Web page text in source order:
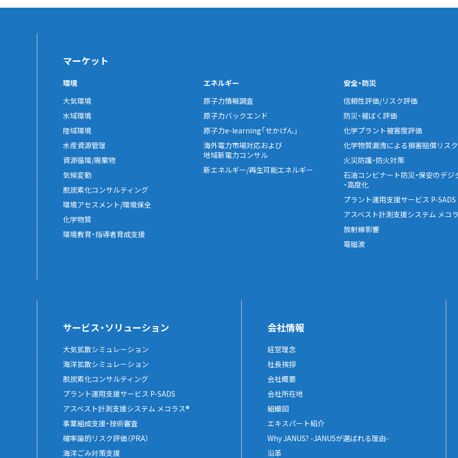
マーケット
環境
大気環境
水域環境
陸域環境
水産資源管理
資源循環/廃棄物
気候変動
脱炭素化コンサルティング
環境アセスメント/環境保全
化学物質
環境教育・指導者育成支援
エネルギー
原子力情報調査
原子力バックエンド
原子力e-learning「せかげん」
海外電力市場対応および
地域新電力コンサル
新エネルギー/再生可能エネルギー
安全・防災
信頼性評価/リスク評価
防災・被ばく評価
化学プラント被害度評価
化学物質漏洩による損害賠償リス
火災防護・防火対策
石油コンビナート防災・保安のデジ
・高度化
プラント運用支援サービス P-SADS
アスベスト計測支援システム メコ
放射線影響
電磁波
サービス・ソリューション
大気拡散シミュレーション
海洋拡散シミュレーション
脱炭素化コンサルティング
プラント運用支援サービス P-SADS
アスベスト計測支援システム メコラス®
事業組成支援・技術審査
確率論的リスク評価（PRA）
海洋ごみ対策支援
会社情報
経営理念
社長挨拶
会社概要
会社所在地
組織図
エキスパート紹介
Why JANUS? -JANUSが選ばれる理由-
沿革